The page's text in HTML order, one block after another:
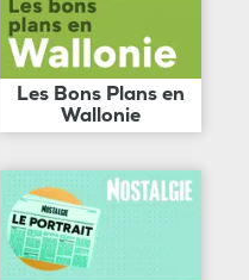
Les Bons Plans en
Wallonie